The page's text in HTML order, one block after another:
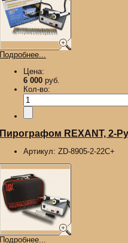
Подробнее...
Цена:
6 000 руб.
Кол-во:
Пирографом REXANT, 2-
Артикул: ZD-8905-2-22С+
Подробнее...